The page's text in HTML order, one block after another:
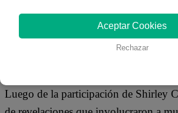
Redacción Latina
07 de octubre 2019
Luego de la participación de Shirley
Aceptar Cookies
Rechazar